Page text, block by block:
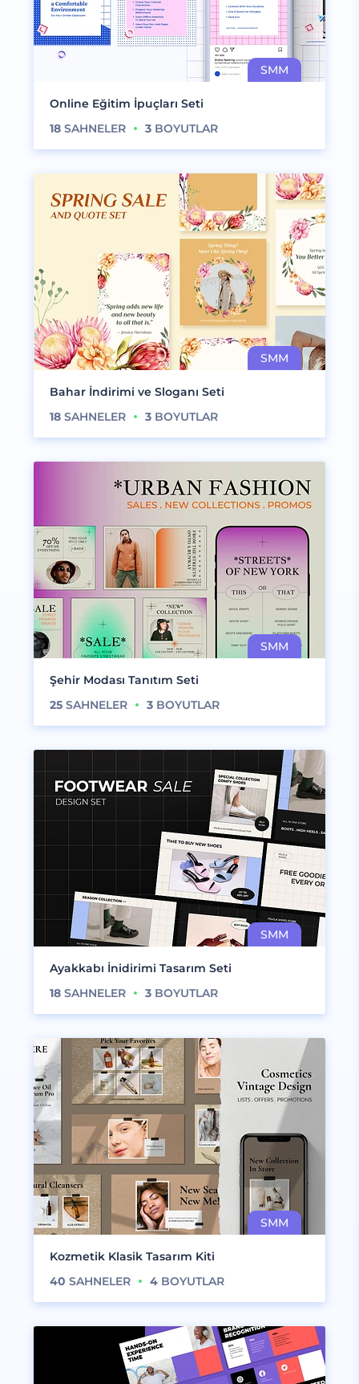
Online Eğitim İpuçları Seti
18 SAHNELER 3 BOYUTLAR
Bahar İndirimi ve Sloganı Seti
18 SAHNELER 3 BOYUTLAR
Şehir Modası Tanıtım Seti
25 SAHNELER 3 BOYUTLAR
Ayakkabı İnidirimi Tasarım Seti
18 SAHNELER 3 BOYUTLAR
Kozmetik Klasik Tasarım Kiti
40 SAHNELER 4 BOYUTLAR